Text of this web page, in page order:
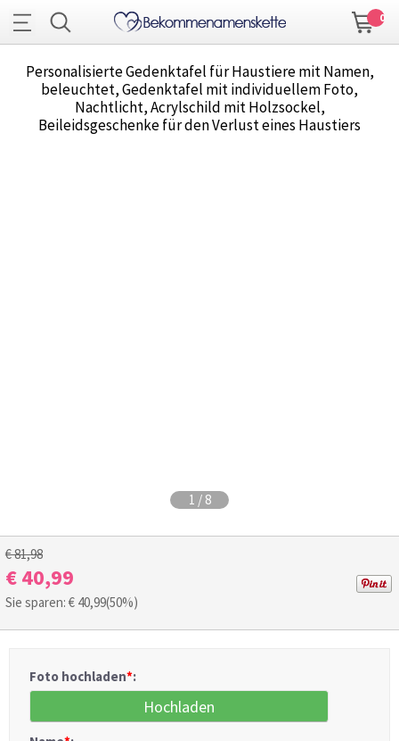
0
Personalisierte Gedenktafel für Haustiere mit Namen,
beleuchtet, Gedenktafel mit individuellem Foto,
Nachtlicht, Acrylschild mit Holzsockel,
Beileidsgeschenke für den Verlust eines Haustiers
1 / 8
€ 81,98
€ 40,99
Sie sparen: € 40,99(50%)
Foto hochladen*:
Hochladen